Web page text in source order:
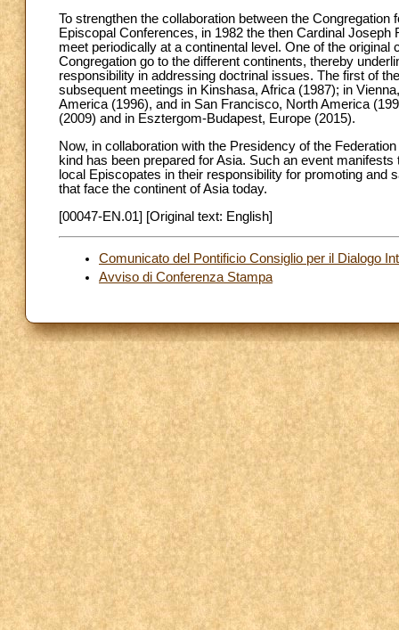
To strengthen the collaboration between the
Episcopal Conferences, in 1982 the then Cardinal
meet periodically at a continental level. One of the
Congregation go to the different continents, thereby
responsibility in addressing doctrinal issues. The first of
subsequent meetings in Kinshasa, Africa (1987); in
America (1996), and in San Francisco, North America
(2009) and in Esztergom-Budapest, Europe (2015).
Now, in collaboration with the Presidency of the
kind has been prepared for Asia. Such an event
local Episcopates in their responsibility for promoting and
that face the continent of Asia today.
[00047-EN.01] [Original text: English]
Comunicato del Pontificio Consiglio per il Dialogo
Avviso di Conferenza Stampa